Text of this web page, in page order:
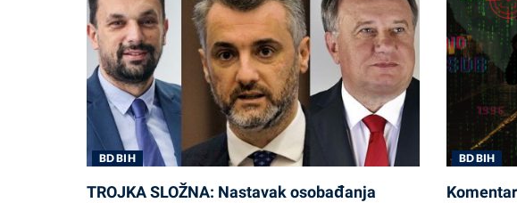
BD BIH
TROJKA SLOŽNA: Nastavak osobađanja
BD BIH